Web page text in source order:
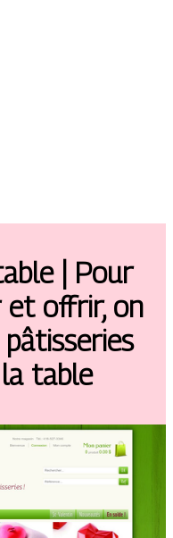
| Pour
et offrir, on
table